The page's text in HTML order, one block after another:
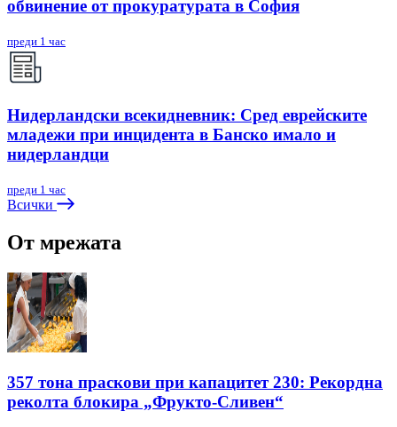
обвинение от прокуратурата в София
преди 1 час
Нидерландски всекидневник: Сред еврейските
младежи при инцидента в Банско имало и
нидерландци
преди 1 час
Всички
От мрежата
357 тона праскови при капацитет 230: Рекордна
реколта блокира „Фрукто-Сливен“